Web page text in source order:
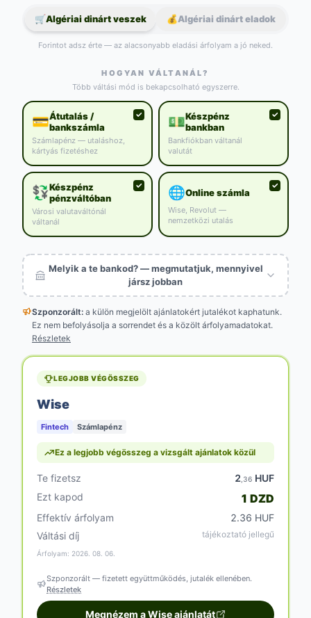
🛒Algériai dinárt veszek 💰Algériai dinárt eladok
Forintot adsz érte — az alacsonyabb eladási árfolyam a jó neked.
HOGYAN VÁLTANÁL?
Több váltási mód is bekapcsolható egyszerre.
💳Átutalás /
bankszámla
Számlapénz — utaláshoz,
kártyás fizetéshez
💵Készpénz
bankban
Bankfiókban váltanál
valutát
💱Készpénz
pénzváltóban
Városi valutaváltónál
váltanál
🌐Online számla
Wise, Revolut —
nemzetközi utalás
Melyik a te bankod? — megmutatjuk, mennyivel
jársz jobban
Szponzorált: a külön megjelölt ajánlatokért jutalékot kaphatunk.
Ez nem befolyásolja a sorrendet és a közölt árfolyamadatokat.
Részletek
LEGJOBB VÉGÖSSZEG
Wise
Fintech Számlapénz
Ez a legjobb végösszeg a vizsgált ajánlatok közül
Te fizetsz 2 ,36 HUF
Ezt kapod
1 DZD
Effektív árfolyam
2.36 HUF
Váltási díj
tájékoztató jellegű
Árfolyam: 2026. 08. 06.
Szponzorált — fizetett együttműködés, jutalék ellenében.
Részletek
Megnézem a Wise ajánlatát